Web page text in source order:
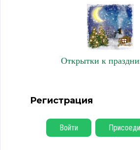
Открытки к
Регистрация
Войти